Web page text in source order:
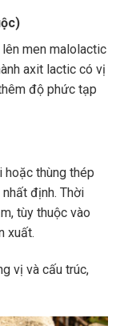
men malolactic
axit lactic có vị
độ phức tạp
hoặc thùng thép
định. Thời
tùy thuộc vào
xuất.
vị và cấu trúc,